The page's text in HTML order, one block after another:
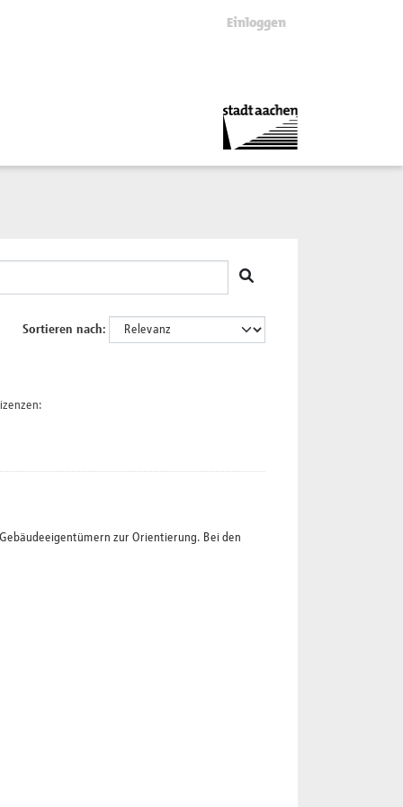
Einloggen
Sortieren nach
zur Orientierung. Bei den